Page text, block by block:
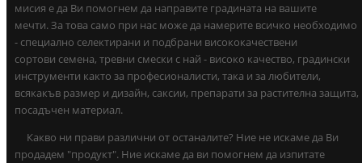
мисия е да Ви помогнем да направите градината на вашите
мечти. За това само при нас може да намерите всичко необходимо
- специално селектирани и подбрани висококачествени
сортови семена, тревни смески с най - високо качество, градински
инструменти както за професионалисти, така и за любители,
всякакъв размер и дизайн, саксии, препарати за растителна защита,
посадъчен материал.
Какво ни прави различни от останалите? Ние не искаме да Ви
продадем "продукт". Ние искаме да ви помогнем да изпитате